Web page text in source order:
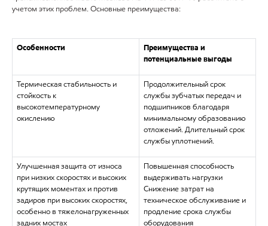
учетом этих проблем. Основные преимущества:
Особенности
Преимущества и
потенциальные выгоды
Термическая стабильность и
стойкость к
высокотемпературному
окислению
Продолжительный срок
службы зубчатых передач и
подшипников благодаря
минимальному образованию
отложений. Длительный срок
службы уплотнений.
Улучшенная защита от износа
при низких скоростях и высоких
крутящих моментах и против
задиров при высоких скоростях,
особенно в тяжелонагруженных
задних мостах
Повышенная способность
выдерживать нагрузки
Снижение затрат на
техническое обслуживание и
продление срока службы
оборудования